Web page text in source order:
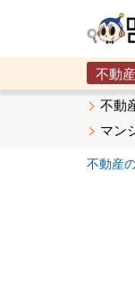
不動
メタ住
不動
マン
不動産